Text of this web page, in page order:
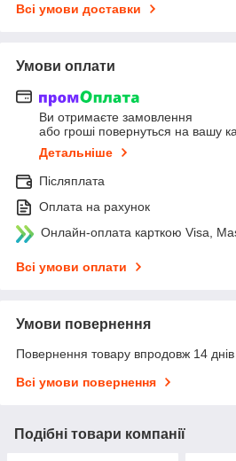
Всі умови доставки
Умови оплати
Ви отримаєте замовлення
або гроші повернуться на вашу
Детальніше
Післяплата
Оплата на рахунок
Онлайн-оплата карткою Visa,
Всі умови оплати
Умови повернення
Повернення товару впродовж 14
Всі умови повернення
Подібні товари компанії